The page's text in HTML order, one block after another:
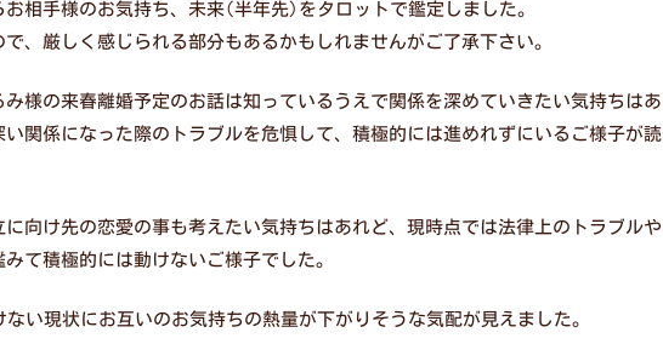
相手様のお気持ち、未来(半年先)をタロットで鑑定しました。
、厳しく感じられる部分もあるかもしれませんがご了承下さい。
様の来春離婚予定のお話は知っているうえで関係を深めていきたい気持ちはあ
関係になった際のトラブルを危惧して、積極的には進めれずにいるご様子が読
向け先の恋愛の事も考えたい気持ちはあれど、現時点では法律上のトラブルや
て積極的には動けないご様子でした。
い現状にお互いのお気持ちの熱量が下がりそうな気配が見えました。